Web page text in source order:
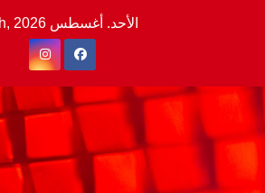
الأحد. أغسطس 9th, 2026